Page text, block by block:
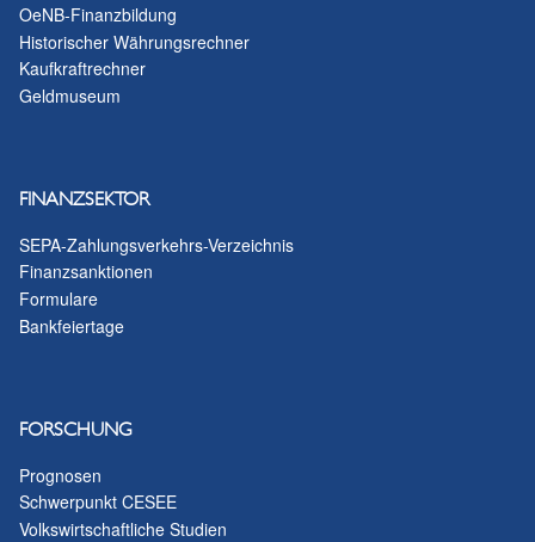
OeNB-Finanzbildung
Historischer Währungsrechner
Kaufkraftrechner
Geldmuseum
FINANZSEKTOR
SEPA-Zahlungsverkehrs-Verzeichnis
Finanzsanktionen
Formulare
Bankfeiertage
FORSCHUNG
Prognosen
Schwerpunkt CESEE
Volkswirtschaftliche Studien